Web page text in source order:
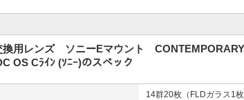
換用レンズ ソニーEマウント CONTEMPORARY
OS Cﾗｲﾝ (ｿﾆｰ)のスペック
14群20枚（FLDガラス1